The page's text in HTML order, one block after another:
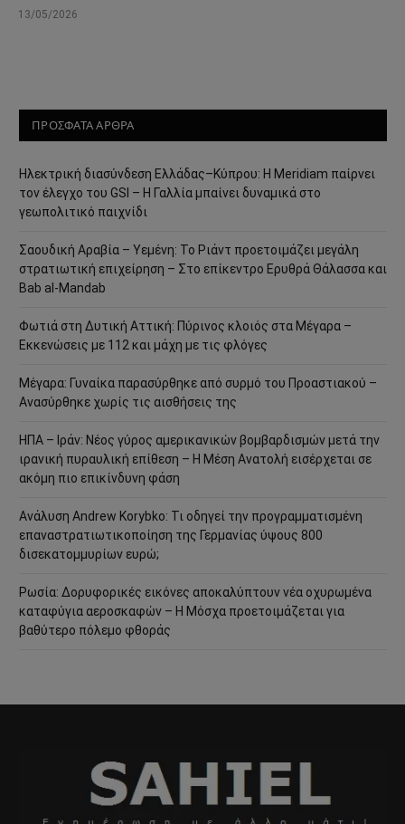
13/05/2026
ΠΡΟΣΦΑΤΑ ΑΡΘΡΑ
Ηλεκτρική διασύνδεση Ελλάδας–Κύπρου: Η Meridiam παίρνει
τον έλεγχο του GSI – Η Γαλλία μπαίνει δυναμικά στο
γεωπολιτικό παιχνίδι
Σαουδική Αραβία – Υεμένη: Το Ριάντ προετοιμάζει μεγάλη
στρατιωτική επιχείρηση – Στο επίκεντρο Ερυθρά Θάλασσα και
Bab al-Mandab
Φωτιά στη Δυτική Αττική: Πύρινος κλοιός στα Μέγαρα –
Εκκενώσεις με 112 και μάχη με τις φλόγες
Μέγαρα: Γυναίκα παρασύρθηκε από συρμό του Προαστιακού –
Ανασύρθηκε χωρίς τις αισθήσεις της
ΗΠΑ – Ιράν: Νέος γύρος αμερικανικών βομβαρδισμών μετά την
ιρανική πυραυλική επίθεση – Η Μέση Ανατολή εισέρχεται σε
ακόμη πιο επικίνδυνη φάση
Ανάλυση Andrew Korybko: Τι οδηγεί την προγραμματισμένη
επαναστρατιωτικοποίηση της Γερμανίας ύψους 800
δισεκατομμυρίων ευρώ;
Ρωσία: Δορυφορικές εικόνες αποκαλύπτουν νέα οχυρωμένα
καταφύγια αεροσκαφών – Η Μόσχα προετοιμάζεται για
βαθύτερο πόλεμο φθοράς